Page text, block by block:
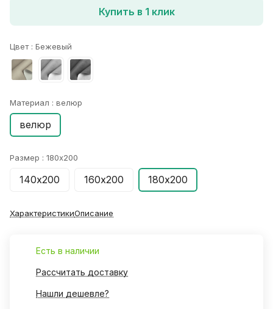
Купить в 1 клик
Цвет : Бежевый
Материал : велюр
велюр
Размер : 180х200
140х200 160х200 180х200
ХарактеристикиОписание
Есть в наличии
Рассчитать доставку
Нашли дешевле?